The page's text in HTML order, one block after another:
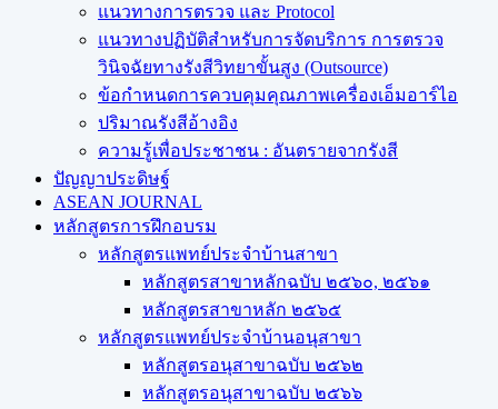
แนวทางการตรวจ และ Protocol
แนวทางปฏิบัติสำหรับการจัดบริการ การตรวจ
วินิจฉัยทางรังสีวิทยาขั้นสูง (Outsource)
ข้อกำหนดการควบคุมคุณภาพเครื่องเอ็มอาร์ไอ
ปริมาณรังสีอ้างอิง
ความรู้เพื่อประชาชน : อันตรายจากรังสี
ปัญญาประดิษฐ์
ASEAN JOURNAL
หลักสูตรการฝึกอบรม
หลักสูตรแพทย์ประจำบ้านสาขา
หลักสูตรสาขาหลักฉบับ ๒๕๖๐, ๒๕๖๑
หลักสูตรสาขาหลัก ๒๕๖๕
หลักสูตรแพทย์ประจำบ้านอนุสาขา
หลักสูตรอนุสาขาฉบับ ๒๕๖๒
หลักสูตรอนุสาขาฉบับ ๒๕๖๖